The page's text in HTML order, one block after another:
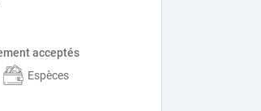
acceptés
Espèces